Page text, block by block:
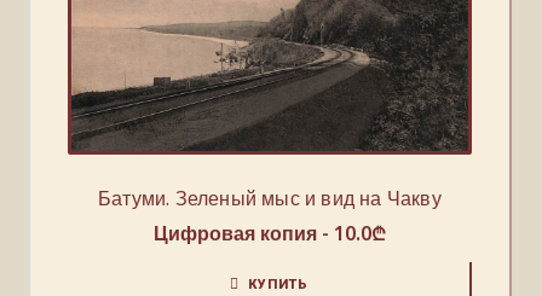
Батуми. Зеленый мыс и вид на Чакву
Цифровая копия - 10.0₾
КУПИТЬ